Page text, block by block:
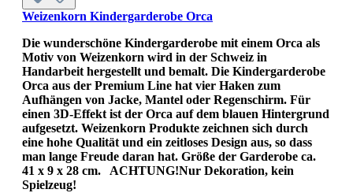
Weizenkorn Kindergarderobe Orca
Die wunderschöne Kindergarderobe mit einem Orca als
Motiv von Weizenkorn wird in der Schweiz in
Handarbeit hergestellt und bemalt. Die Kindergarderobe
Orca aus der Premium Line hat vier Haken zum
Aufhängen von Jacke, Mantel oder Regenschirm. Für
einen 3D-Effekt ist der Orca auf dem blauen Hintergrund
aufgesetzt. Weizenkorn Produkte zeichnen sich durch
eine hohe Qualität und ein zeitloses Design aus, so dass
man lange Freude daran hat. Größe der Garderobe ca.
41 x 9 x 28 cm. ACHTUNG!Nur Dekoration, kein
Spielzeug!